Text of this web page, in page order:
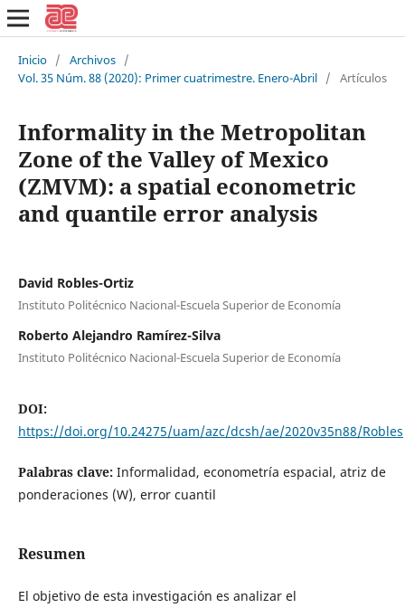
Inicio / Archivos /
Vol. 35 Núm. 88 (2020): Primer cuatrimestre. Enero-Abril / Artículos
Informality in the Metropolitan
Zone of the Valley of Mexico
(ZMVM): a spatial econometric
and quantile error analysis
David Robles-Ortiz
Instituto Politécnico Nacional-Escuela Superior de Economía
Roberto Alejandro Ramírez-Silva
Instituto Politécnico Nacional-Escuela Superior de Economía
DOI:
https://doi.org/10.24275/uam/azc/dcsh/ae/2020v35n88/Robles
Palabras clave: Informalidad, econometría espacial, atriz de
ponderaciones (W), error cuantil
Resumen
El objetivo de esta investigación es analizar el